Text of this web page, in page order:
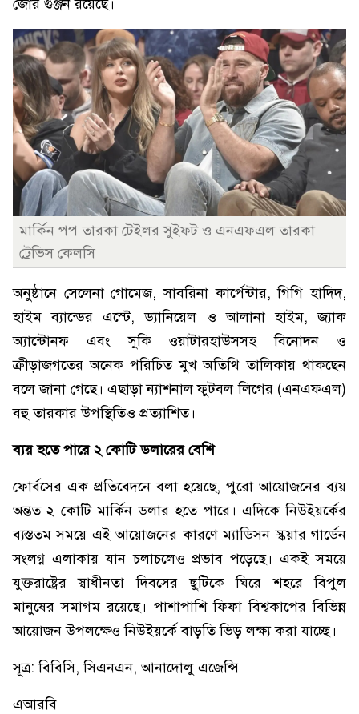
জোর গুঞ্জন রয়েছে।
মার্কিন পপ তারকা টেইলর সুইফট ও এনএফএল তারকা
ট্রেভিস কেলসি
অনুষ্ঠানে সেলেনা গোমেজ, সাবরিনা কার্পেন্টার, গিগি হাদিদ,
হাইম ব্যান্ডের এস্টে, ড্যানিয়েল ও আলানা হাইম, জ্যাক
অ্যান্টোনফ এবং সুকি ওয়াটারহাউসসহ বিনোদন ও
ক্রীড়াজগতের অনেক পরিচিত মুখ অতিথি তালিকায় থাকছেন
বলে জানা গেছে। এছাড়া ন্যাশনাল ফুটবল লিগের (এনএফএল)
বহু তারকার উপস্থিতিও প্রত্যাশিত।
ব্যয় হতে পারে ২ কোটি ডলারের বেশি
ফোর্বসের এক প্রতিবেদনে বলা হয়েছে, পুরো আয়োজনের ব্যয়
অন্তত ২ কোটি মার্কিন ডলার হতে পারে। এদিকে নিউইয়র্কের
ব্যস্ততম সময়ে এই আয়োজনের কারণে ম্যাডিসন স্কয়ার গার্ডেন
সংলগ্ন এলাকায় যান চলাচলেও প্রভাব পড়েছে। একই সময়ে
যুক্তরাষ্ট্রের স্বাধীনতা দিবসের ছুটিকে ঘিরে শহরে বিপুল
মানুষের সমাগম রয়েছে। পাশাপাশি ফিফা বিশ্বকাপের বিভিন্ন
আয়োজন উপলক্ষেও নিউইয়র্কে বাড়তি ভিড় লক্ষ্য করা যাচ্ছে।
সূত্র: বিবিসি, সিএনএন, আনাদোলু এজেন্সি
এআরবি